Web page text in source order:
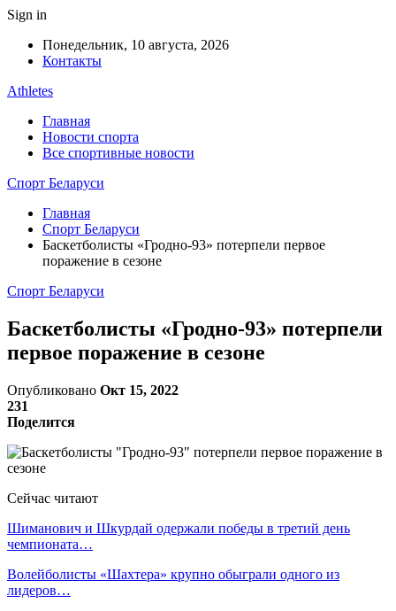
Sign in
Понедельник, 10 августа, 2026
Контакты
Athletes
Главная
Новости спорта
Все спортивные новости
Спорт Беларуси
Главная
Спорт Беларуси
Баскетболисты «Гродно-93» потерпели первое
поражение в сезоне
Спорт Беларуси
Баскетболисты «Гродно-93» потерпели
первое поражение в сезоне
Опубликовано Окт 15, 2022
231
Поделится
Сейчас читают
Шиманович и Шкурдай одержали победы в третий день
чемпионата…
Волейболисты «Шахтера» крупно обыграли одного из
лидеров…